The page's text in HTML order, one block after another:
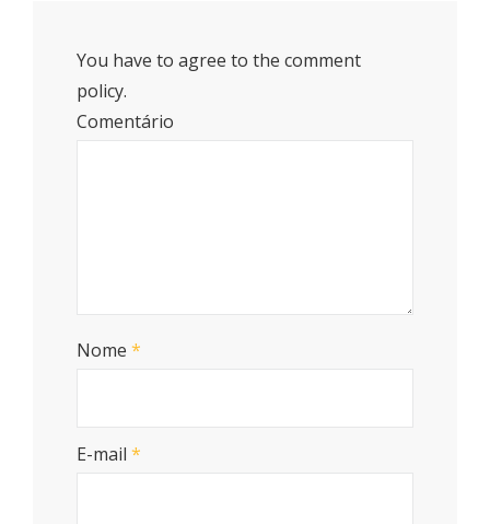
You have to agree to the comment
policy.
Comentário
Nome *
E-mail *